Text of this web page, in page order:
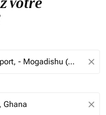
close
close